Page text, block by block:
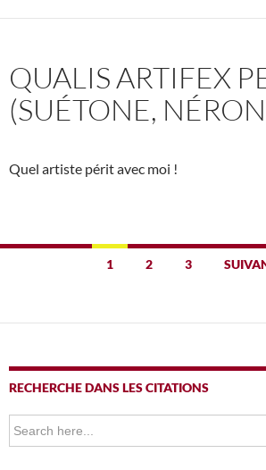
QUALIS ARTIFEX
(SUÉTONE,
Quel artiste périt avec moi !
Navigation
articles
1 2 3
RECHERCHE DANS LES CITATIONS
Search
for: